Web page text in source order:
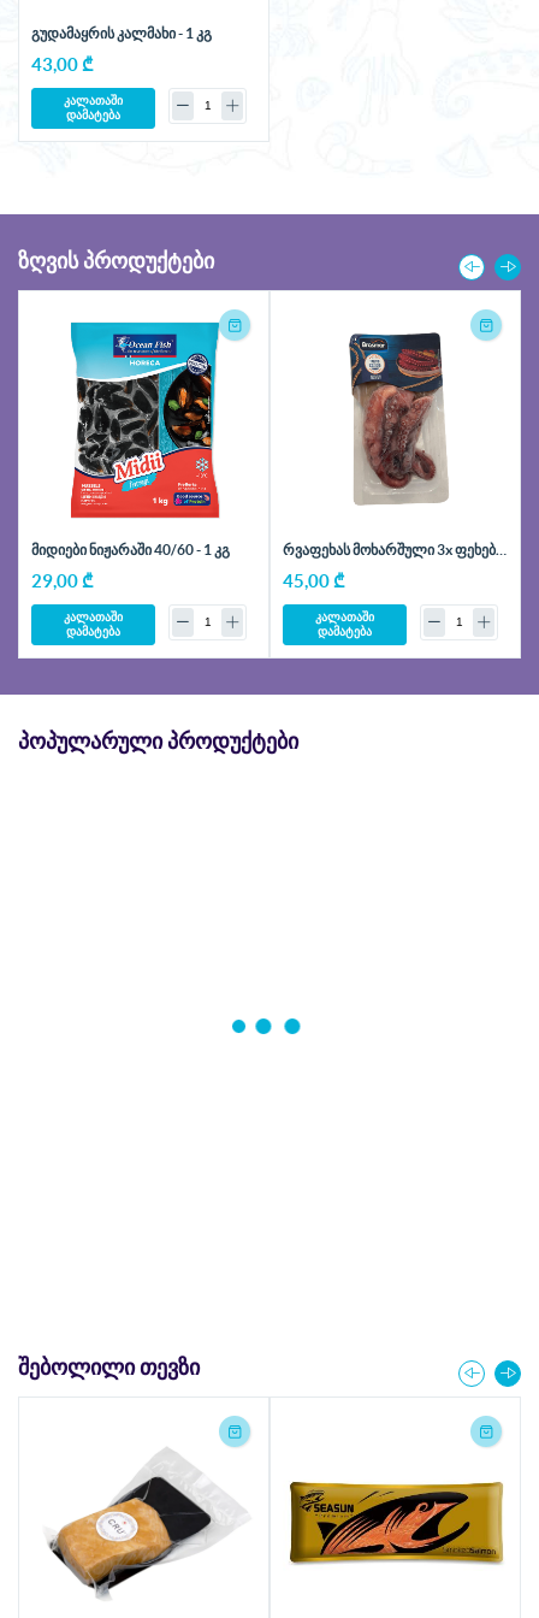
გუდამაყრის კალმახი - 1 კგ
43,00 ₾
კალათაში
დამატება
ᲖᲦᲕᲘᲡ ᲞᲠᲝᲓᲣᲥᲢᲔᲑᲘ
მიდიები ნიჟარაში 40/60 - 1 კგ
29,00 ₾
კალათაში
დამატება
რვაფეხას მოხარშული 3x ფეხები
45,00 ₾
კალათაში
დამატება
ᲞᲝᲞᲣᲚᲐᲠᲣᲚᲘ ᲞᲠᲝᲓᲣᲥᲢᲔᲑᲘ
ᲨᲔᲑᲝᲚᲘᲚᲘ ᲗᲔᲕᲖᲘ